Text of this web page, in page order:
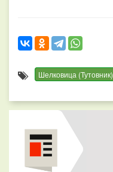
Шелковица (Тутовник)